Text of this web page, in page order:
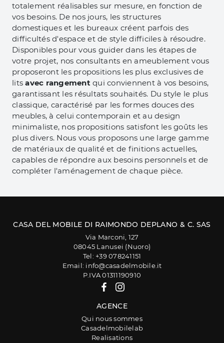
totalement réalisables sur mesure, en fonction de
vos besoins. De nos jours, les structures
domestiques et les bureaux créent parfois des
difficultés d'espace et de style difficiles à résoudre.
Disponibles pour vous guider dans les étapes de
votre projet, nos consultants en ameublement vous
proposeront les propositions les plus exclusives de
litsavec rangementqui conviennent à vos besoins,
garantissant les résultats souhaités. Du style le plus
classique, caractérisé par les formes douces des
meubles, à celui contemporain et au design
minimaliste, nos propositions satisfont les goûts les
plus divers. Nous vous proposons une large gamme
de matériaux de qualité et de finitions actuelles,
capables de répondre aux besoins personnels et de
compléter l'aménagement de chaque pièce.
CASA DEL MOBILE DI RAIMONDO DEPLANO & C. SAS
Via Marconi, 127
08045 Lanusei (Nuoro)
Tel: +39 078241151
Email: info@casadelmobile.it
P.IVA 01311190910
AGENCE
Qui nous sommes
Casadelmobilelab
Realisations